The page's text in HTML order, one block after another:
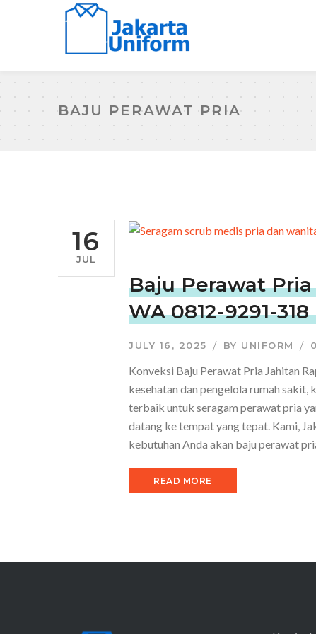
BAJU PERAWAT PRIA
16
JUL
Baju Perawat
WA 0812-9291-318
JULY 16, 2025 BY UNIFORM
Konveksi Baju Perawat Pria Jahitan
kesehatan dan pengelola rumah sakit,
terbaik untuk seragam perawat pria
datang ke tempat yang tepat. Kami,
kebutuhan Anda akan baju perawat
READ MORE